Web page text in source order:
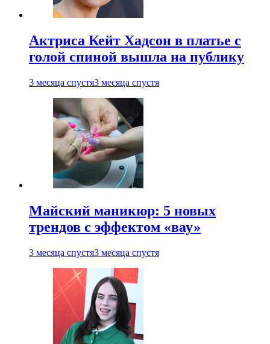
Актриса Кейт Хадсон в платье с
голой спиной вышла на публику
3 месяца спустя3 месяца спустя
Майский маникюр: 5 новых
трендов с эффектом «вау»
3 месяца спустя3 месяца спустя